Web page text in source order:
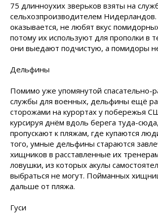
75 длинноухих зверьков взяты на
сельхозпроизводителем Нидерландов.
оказывается, не любят вкус
потому их используют для прополки в
они выедают подчистую, а помидоры
Дельфины
Помимо уже упомянутой спасательно-
службы для военных, дельфины ещё
сторожами на курортах у побережья
курсируя днём вдоль берега туда-
пропускают к пляжам, где купаются
того, умные дель­фины стараются
хищников в расставленные их
ловушки, из которых акулы
выбраться не могут. Пойманных
дальше от пляжа.
Гуси